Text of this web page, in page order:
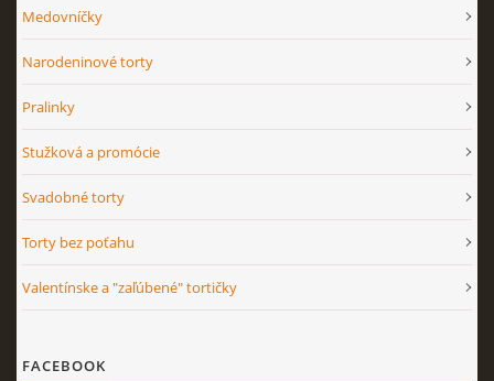
Medovníčky
Narodeninové torty
Pralinky
Stužková a promócie
Svadobné torty
Torty bez poťahu
Valentínske a "zaľúbené" tortičky
FACEBOOK